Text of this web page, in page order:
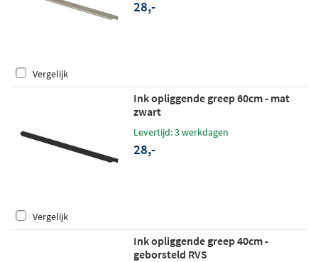
28,-
Vergelijk
Ink opliggende greep 60cm - mat
zwart
Levertijd: 3 werkdagen
28,-
Vergelijk
Ink opliggende greep 40cm -
geborsteld RVS